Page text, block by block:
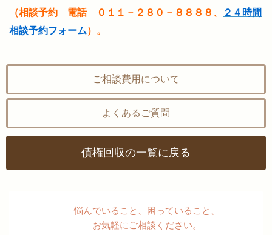
（相談予約 電話 ０１１－２８０－８８８８、
２４時間
相談予約フォーム）。
ご相談費用について
よくあるご質問
債権回収の一覧に戻る
悩んでいること、困っていること、
お気軽にご相談ください。